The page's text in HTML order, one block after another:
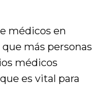
médicos en
más personas
médicos
es vital para